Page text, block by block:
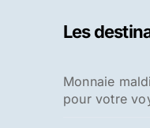
r
e
r
Les
Monnaie
pour votre